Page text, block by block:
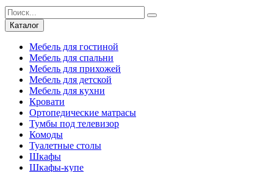
Каталог
Мебель для гостиной
Мебель для спальни
Мебель для прихожей
Мебель для детской
Мебель для кухни
Кровати
Ортопедические матрасы
Тумбы под телевизор
Комоды
Туалетные столы
Шкафы
Шкафы-купе